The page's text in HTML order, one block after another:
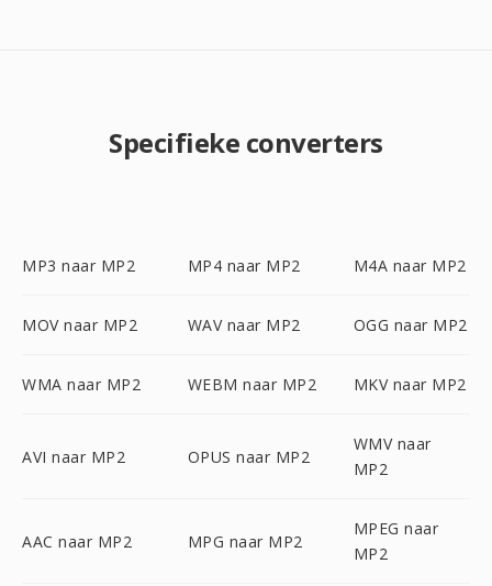
Specifieke converters
MP3 naar MP2 MP4 naar MP2 M4A naar MP2
MOV naar MP2 WAV naar MP2 OGG naar MP2
WMA naar MP2 WEBM naar MP2 MKV naar MP2
AVI naar MP2 OPUS naar MP2
WMV naar
MP2
AAC naar MP2 MPG naar MP2
MPEG naar
MP2